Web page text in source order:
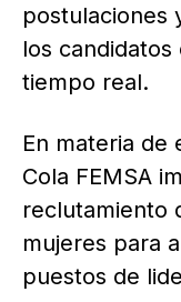
postulaciones
los
tiempo real.
En materia de
Cola FEMSA
reclutamiento
mujeres para
puestos de